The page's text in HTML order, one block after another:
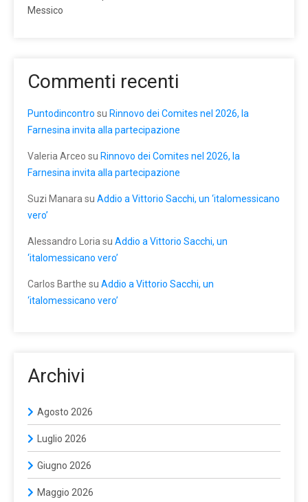
Messico
Commenti recenti
Puntodincontro su Rinnovo dei Comites nel 2026, la
Farnesina invita alla partecipazione
Valeria Arceo su Rinnovo dei Comites nel 2026, la
Farnesina invita alla partecipazione
Suzi Manara su Addio a Vittorio Sacchi, un ‘italomessicano
vero’
Alessandro Loria su Addio a Vittorio Sacchi, un
‘italomessicano vero’
Carlos Barthe su Addio a Vittorio Sacchi, un
‘italomessicano vero’
Archivi
Agosto 2026
Luglio 2026
Giugno 2026
Maggio 2026